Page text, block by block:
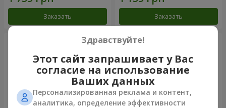
Заказать Заказать
Здравствуйте!
Этот сайт запрашивает у Вас
согласие на использование
Ваших данных
Персонализированная реклама и контент,
аналитика, определение эффективности